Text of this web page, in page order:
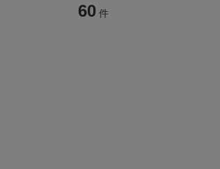
60 件